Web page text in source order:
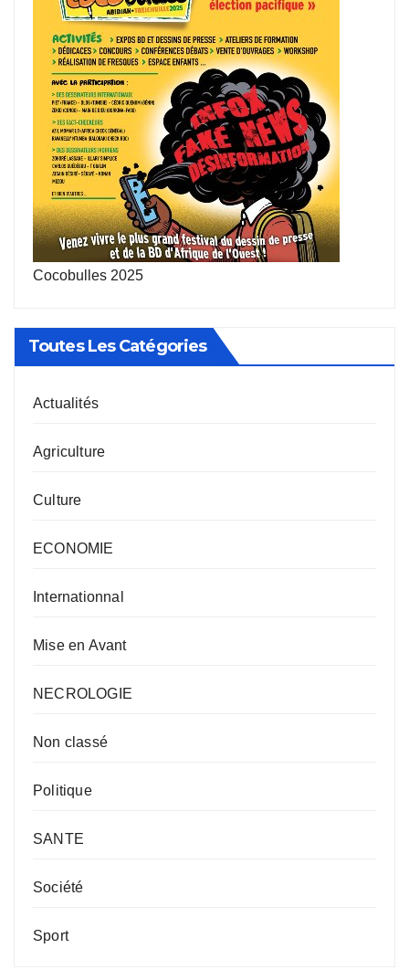
Cocobulles 2025
Toutes Les Catégories
Actualités
Agriculture
Culture
ECONOMIE
Internationnal
Mise en Avant
NECROLOGIE
Non classé
Politique
SANTE
Société
Sport